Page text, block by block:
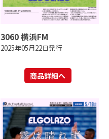
3060 横浜FM
2025年05月22日発行
商品詳細へ